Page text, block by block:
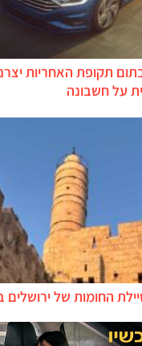
תקופת האחריות
על חשבונה
החומות של ירושלים